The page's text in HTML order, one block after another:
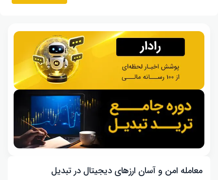
معامله امن و آسان ارزهای دیجیتال در تبدیل